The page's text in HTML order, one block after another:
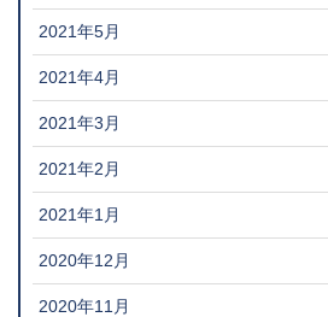
2021年5月
2021年4月
2021年3月
2021年2月
2021年1月
2020年12月
2020年11月